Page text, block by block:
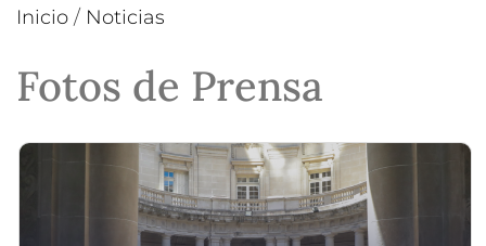
Inicio / Noticias
Fotos de Prensa